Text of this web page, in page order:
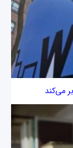
می‌کند